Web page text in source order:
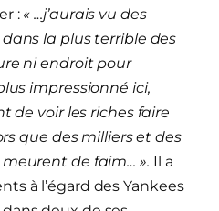
: « …j’aurais vu des
la plus terrible des
ni endroit pour
impressionné ici,
de voir les riches faire
que des milliers et des
de faim… ». Il a
à l’égard des Yankees